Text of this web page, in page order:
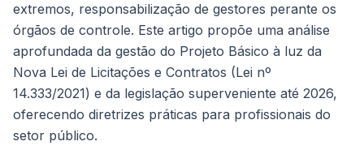
extremos, responsabilização de gestores perante os
órgãos de controle. Este artigo propõe uma análise
aprofundada da gestão do Projeto Básico à luz da
Nova Lei de Licitações e Contratos (Lei nº
14.333/2021) e da legislação superveniente até 2026,
oferecendo diretrizes práticas para profissionais do
setor público.